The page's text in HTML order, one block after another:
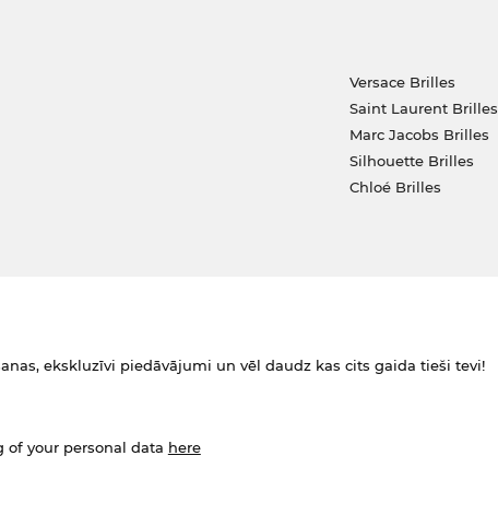
Versace Brilles
Saint Laurent Brilles
Marc Jacobs Brilles
Silhouette Brilles
Chloé Brilles
ekskluzīvi piedāvājumi un vēl daudz kas cits gaida tieši tevi!
your personal data here